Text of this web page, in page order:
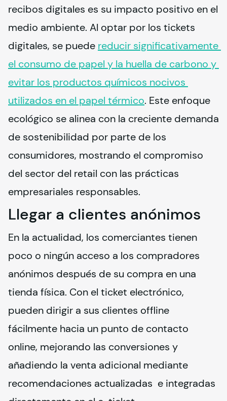
recibos digitales es su impacto positivo en el
medio ambiente. Al optar por los tickets
digitales, se puede reducir significativamente
el consumo de papel y la huella de carbono y
evitar los productos químicos nocivos
utilizados en el papel térmico. Este enfoque
ecológico se alinea con la creciente demanda
de sostenibilidad por parte de los
consumidores, mostrando el compromiso
del sector del retail con las prácticas
empresariales responsables.
Llegar a clientes anónimos
En la actualidad, los comerciantes tienen
poco o ningún acceso a los compradores
anónimos después de su compra en una
tienda física. Con el ticket electrónico,
pueden dirigir a sus clientes offline
fácilmente hacia un punto de contacto
online, mejorando las conversiones y
añadiendo la venta adicional mediante
recomendaciones actualizadas  e integradas